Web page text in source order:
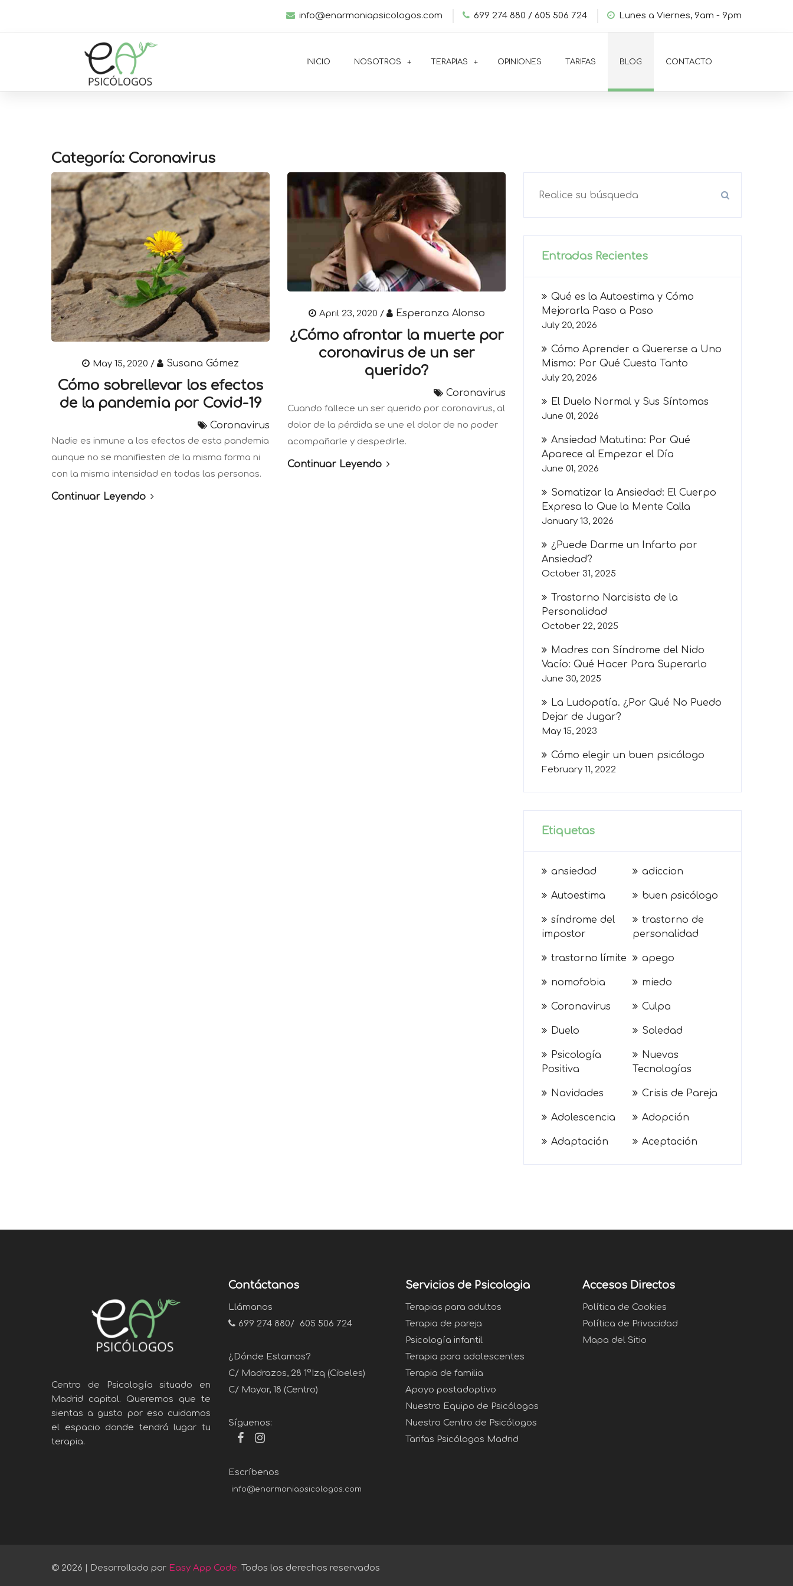
info@enarmoniapsicologos.com 699 274 880 / 605 506 724 Lunes a Viernes, 9am - 9pm
INICIO NOSOTROS TERAPIAS OPINIONES TARIFAS BLOG CONTACTO
Categoría: Coronavirus
May 15, 2020 / Susana Gómez
Cómo sobrellevar los efectos
de la pandemia por Covid-19
Coronavirus
Nadie es inmune a los efectos de esta pandemia
aunque no se manifiesten de la misma forma ni
con la misma intensidad en todas las personas.
Continuar Leyendo
April 23, 2020 / Esperanza Alonso
¿Cómo afrontar la muerte por
coronavirus de un ser
querido?
Coronavirus
Cuando fallece un ser querido por coronavirus, al
dolor de la pérdida se une el dolor de no poder
acompañarle y despedirle.
Continuar Leyendo
Entradas Recientes
Qué es la Autoestima y Cómo
Mejorarla Paso a Paso
July 20, 2026
Cómo Aprender a Quererse a Uno
Mismo: Por Qué Cuesta Tanto
July 20, 2026
El Duelo Normal y Sus Síntomas
June 01, 2026
Ansiedad Matutina: Por Qué
Aparece al Empezar el Día
June 01, 2026
Somatizar la Ansiedad: El Cuerpo
Expresa lo Que la Mente Calla
January 13, 2026
¿Puede Darme un Infarto por
Ansiedad?
October 31, 2025
Trastorno Narcisista de la
Personalidad
October 22, 2025
Madres con Síndrome del Nido
Vacío: Qué Hacer Para Superarlo
June 30, 2025
La Ludopatía. ¿Por Qué No Puedo
Dejar de Jugar?
May 15, 2023
Cómo elegir un buen psicólogo
February 11, 2022
Etiquetas
ansiedad adiccion
Autoestima buen psicólogo
síndrome del
impostor
trastorno de
personalidad
trastorno límite apego
nomofobia miedo
Coronavirus Culpa
Duelo Soledad
Psicología
Positiva
Nuevas
Tecnologías
Navidades Crisis de Pareja
Adolescencia Adopción
Adaptación Aceptación
Centro de Psicología situado en
Madrid capital. Queremos que te
sientas a gusto por eso cuidamos
el espacio donde tendrá lugar tu
terapia.
Contáctanos
Llámanos
699 274 880/ 605 506 724
¿Dónde Estamos?
C/ Madrazos, 28 1ºIzq (Cibeles)
C/ Mayor, 18 (Centro)
Síguenos:
Escríbenos
info@enarmoniapsicologos.com
Servicios de Psicologia
Terapias para adultos
Terapia de pareja
Psicología infantil
Terapia para adolescentes
Terapia de familia
Apoyo postadoptivo
Nuestro Equipo de Psicólogos
Nuestro Centro de Psicólogos
Tarifas Psicólogos Madrid
Accesos Directos
Política de Cookies
Política de Privacidad
Mapa del Sitio
© 2026 | Desarrollado por Easy App Code. Todos los derechos reservados